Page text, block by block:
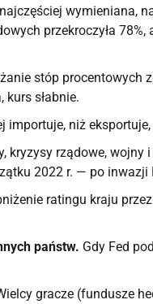
wymieniana,
przekroczyła
stóp procentowych
kurs słabnie.
importuje, niż
kryzysy rządowe,
2022 r. — po
ratingu kraju
państw. Gdy Fed
gracze (fundusze